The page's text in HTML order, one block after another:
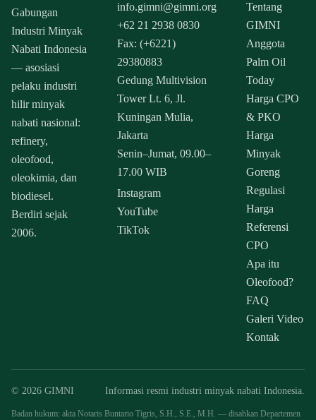
Gabungan
Industri Minyak
Nabati Indonesia
— asosiasi
pelaku industri
hilir minyak
nabati nasional:
refinery,
oleofood,
oleokimia, dan
biodiesel.
Berdiri sejak
2006.
info.gimni@gimni.org
+62 21 2938 0830
Fax: (+6221)
29380883
Gedung Multivision
Tower Lt. 6, Jl.
Kuningan Mulia,
Jakarta
Senin–Jumat, 09.00–
17.00 WIB
Instagram
YouTube
TikTok
Tentang
GIMNI
Anggota
Palm Oil
Today
Harga CPO
& PKO
Harga
Minyak
Goreng
Regulasi
Harga
Referensi
CPO
Apa itu
Oleofood?
FAQ
Galeri Video
Kontak
© 2026 GIMNI Informasi resmi industri minyak nabati Indonesia.
Badan hukum: akta Notaris Buntario Tigris, S.H., S.E., M.H. — disahkan Departemen